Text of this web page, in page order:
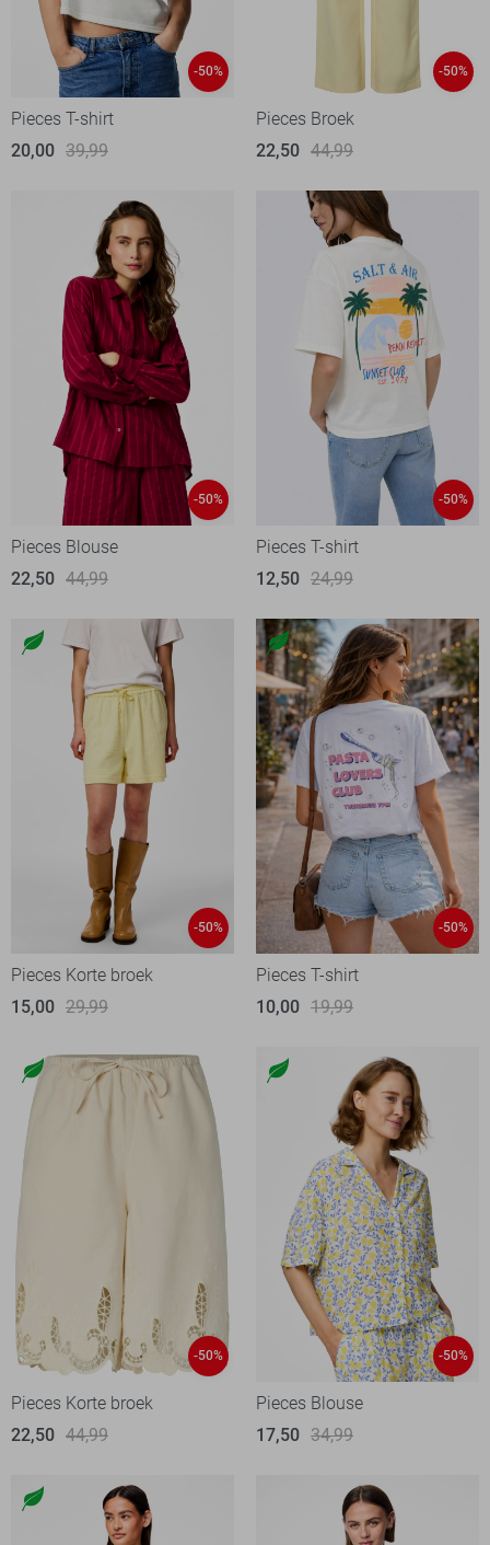
-50%
Pieces T-shirt
20,00 39,99
-50%
Pieces Broek
22,50 44,99
-50%
Pieces Blouse
22,50 44,99
-50%
Pieces T-shirt
12,50 24,99
-50%
Pieces Korte broek
15,00 29,99
-50%
Pieces T-shirt
10,00 19,99
-50%
Pieces Korte broek
22,50 44,99
-50%
Pieces Blouse
17,50 34,99